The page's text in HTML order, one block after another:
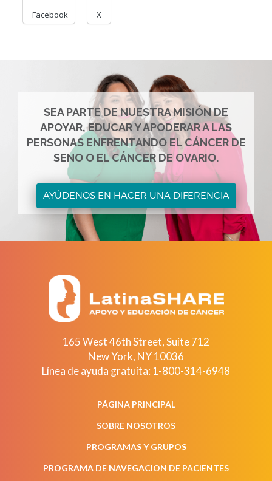
Facebook X
SEA PARTE DE NUESTRA MISIÓN DE
APOYAR, EDUCAR Y APODERAR A LAS
PERSONAS ENFRENTANDO EL CÁNCER DE
SENO O EL CÁNCER DE OVARIO.
AYÚDENOS EN HACER UNA DIFERENCIA
165 West 46th Street, Suite 712
New York, NY10036
Línea de ayuda gratuita: 1-800-314-6948
PÁGINA PRINCIPAL
SOBRE NOSOTROS
PROGRAMAS Y GRUPOS
PROGRAMA DE NAVEGACION DE PACIENTES